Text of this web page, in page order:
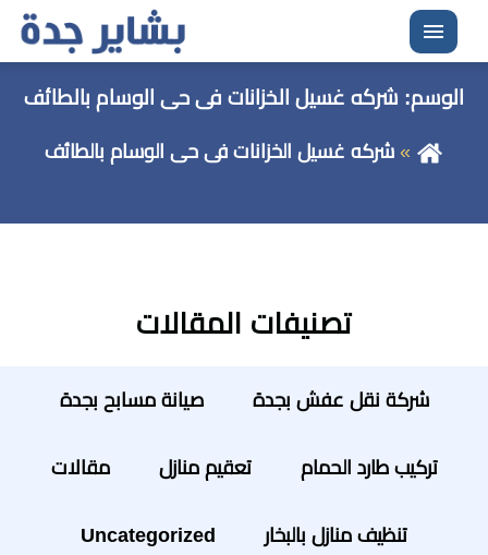
القائمة
الوسم: شركه غسيل الخزانات فى حى الوسام بالطائف
شركه غسيل الخزانات فى حى الوسام بالطائف
تصنيفات المقالات
شركة نقل عفش بجدة صيانة مسابح بجدة
تركيب طارد الحمام تعقيم منازل مقالات
تنظيف منازل بالبخار Uncategorized